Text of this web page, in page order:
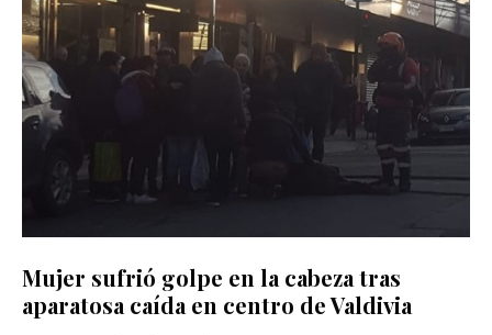
Mujer sufrió golpe en la cabeza tras
aparatosa caída en centro de Valdivia